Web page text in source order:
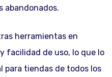
abandonados.
herramientas en
facilidad de uso, lo que lo
para tiendas de todos los